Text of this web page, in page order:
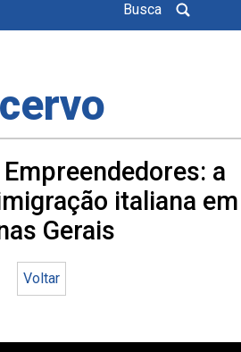
Busca
a
italiana em
Gerais
Voltar